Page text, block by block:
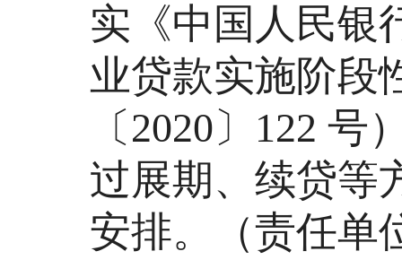
实《中国人民银
业贷款实施阶段
〔2020〕122
过展期、续贷等
安排。（责任单